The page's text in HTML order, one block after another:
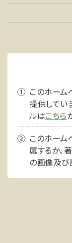
このホーム
提供してい
ルはこちら
このホーム
属するか、
の画像及び